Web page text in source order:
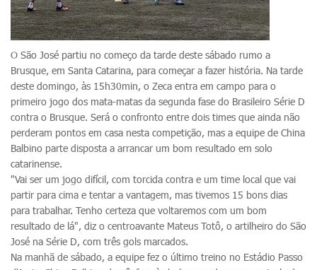
O São José partiu no começo da tarde deste sábado rumo a
Brusque, em Santa Catarina, para começar a fazer história. Na tarde
deste domingo, às 15h30min, o Zeca entra em campo para o
primeiro jogo dos mata-matas da segunda fase do Brasileiro Série D
contra o Brusque. Será o confronto entre dois times que ainda não
perderam pontos em casa nesta competição, mas a equipe de China
Balbino parte disposta a arrancar um bom resultado em solo
catarinense.
"Vai ser um jogo difícil, com torcida contra e um time local que vai
partir para cima e tentar a vantagem, mas tivemos 15 bons dias
para trabalhar. Tenho certeza que voltaremos com um bom
resultado de lá", diz o centroavante Mateus Totô, o artilheiro do São
José na Série D, com três gols marcados.
Na manhã de sábado, a equipe fez o último treino no Estádio Passo